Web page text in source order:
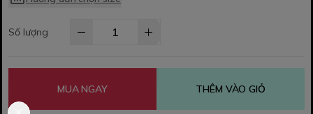
Số lượng
MUA NGAY THÊM VÀO GIỎ